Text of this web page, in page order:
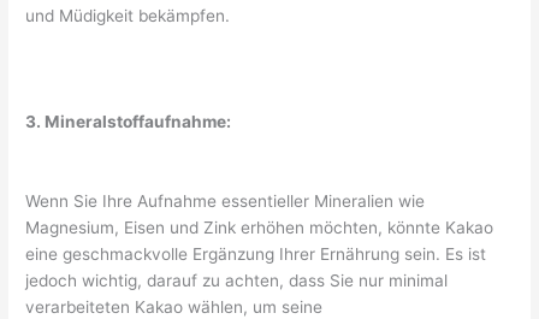
und Müdigkeit bekämpfen.
3. Mineralstoffaufnahme:
Wenn Sie Ihre Aufnahme essentieller Mineralien wie
Magnesium, Eisen und Zink erhöhen möchten, könnte Kakao
eine geschmackvolle Ergänzung Ihrer Ernährung sein. Es ist
jedoch wichtig, darauf zu achten, dass Sie nur minimal
verarbeiteten Kakao wählen, um seine